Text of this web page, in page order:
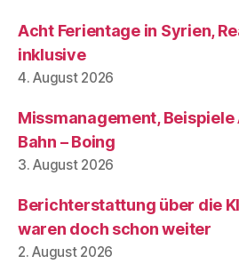
Acht Ferientage in Syrien,
inklusive
4. August 2026
Missmanagement, Beispiele
Bahn – Boing
3. August 2026
Berichterstattung über die
waren doch schon weiter
2. August 2026